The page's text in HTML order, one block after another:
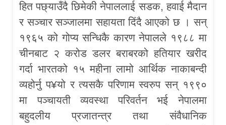
हित पछ्याउँदै छिमेकी नेपाललाई सडक, हवाई मैदान
र सञ्चार सञ्जालमा सहायता दिंदै आएको छ । सन्
१९६५ को गोप्य सन्धिकै कारण नेपालले १९८८ मा
चीनबाट २ करोड डलर बराबरको हतियार खरीद
गर्दा भारतको १५ महीना लामो आर्थिक नाकाबन्दी
व्यहोर्नु प¥यो र त्यसकै परिणाम स्वरुप सन् १९९०
मा पञ्चायती व्यवस्था परिवर्तन भई नेपालमा
बहुदलीय प्रजातन्त्र तथा संवैधानिक